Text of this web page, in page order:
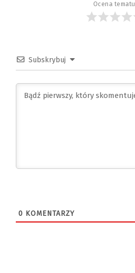
Ocena tematu
Subskrybuj
0 KOMENTARZY